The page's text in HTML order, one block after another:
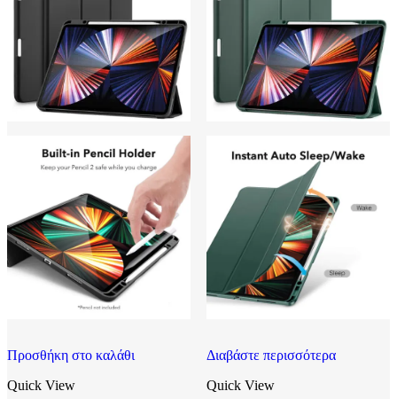
Προσθήκη στο καλάθι
Quick View
Διαβάστε περισσότερα
Quick View